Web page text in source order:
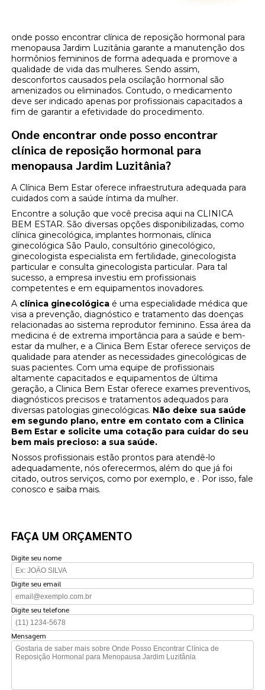
onde posso encontrar clínica de reposição hormonal para
menopausa Jardim Luzitânia garante a manutenção dos
hormônios femininos de forma adequada e promove a
qualidade de vida das mulheres. Sendo assim,
desconfortos causados pela oscilação hormonal são
amenizados ou eliminados. Contudo, o medicamento
deve ser indicado apenas por profissionais capacitados a
fim de garantir a efetividade do procedimento.
Onde encontrar onde posso encontrar
clínica de reposição hormonal para
menopausa Jardim Luzitânia?
A Clínica Bem Estar oferece infraestrutura adequada para
cuidados com a saúde íntima da mulher.
Encontre a solução que você precisa aqui na CLINICA
BEM ESTAR. São diversas opções disponibilizadas, como
clínica ginecológica, implantes hormonais, clínica
ginecológica São Paulo, consultório ginecológico,
ginecologista especialista em fertilidade, ginecologista
particular e consulta ginecologista particular. Para tal
sucesso, a empresa investiu em profissionais
competentes e em equipamentos inovadores.
A clínica ginecológica é uma especialidade médica que
visa a prevenção, diagnóstico e tratamento das doenças
relacionadas ao sistema reprodutor feminino. Essa área da
medicina é de extrema importância para a saúde e bem-
estar da mulher, e a Clinica Bem Estar oferece serviços de
qualidade para atender as necessidades ginecológicas de
suas pacientes. Com uma equipe de profissionais
altamente capacitados e equipamentos de última
geração, a Clinica Bem Estar oferece exames preventivos,
diagnósticos precisos e tratamentos adequados para
diversas patologias ginecológicas. Não deixe sua saúde
em segundo plano, entre em contato com a Clinica
Bem Estar e solicite uma cotação para cuidar do seu
bem mais precioso: a sua saúde.
Nossos profissionais estão prontos para atendê-lo
adequadamente, nós oferecermos, além do que já foi
citado, outros serviços, como por exemplo, e . Por isso, fale
conosco e saiba mais.
FAÇA UM ORÇAMENTO
Digite seu nome
Digite seu email
Digite seu telefone
Mensagem